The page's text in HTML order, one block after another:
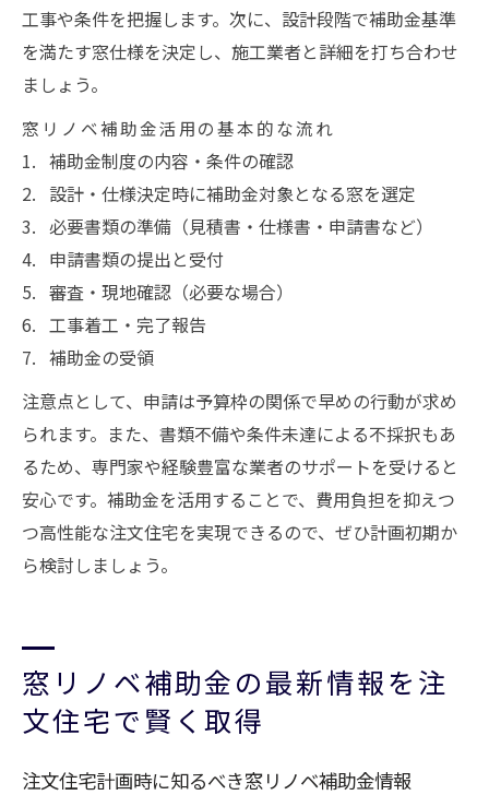
工事や条件を把握します。次に、設計段階で補助金基準
を満たす窓仕様を決定し、施工業者と詳細を打ち合わせ
ましょう。
窓リノベ補助金活用の基本的な流れ
補助金制度の内容・条件の確認
設計・仕様決定時に補助金対象となる窓を選定
必要書類の準備（見積書・仕様書・申請書など）
申請書類の提出と受付
審査・現地確認（必要な場合）
工事着工・完了報告
補助金の受領
注意点として、申請は予算枠の関係で早めの行動が求め
られます。また、書類不備や条件未達による不採択もあ
るため、専門家や経験豊富な業者のサポートを受けると
安心です。補助金を活用することで、費用負担を抑えつ
つ高性能な注文住宅を実現できるので、ぜひ計画初期か
ら検討しましょう。
窓リノベ補助金の最新情報を注
文住宅で賢く取得
注文住宅計画時に知るべき窓リノベ補助金情報